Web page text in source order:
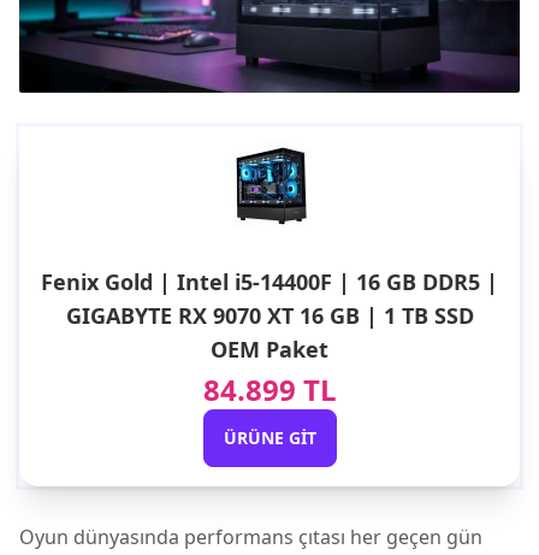
Fenix Gold | Intel i5-14400F | 16 GB DDR5 |
GIGABYTE RX 9070 XT 16 GB | 1 TB SSD
OEM Paket
84.899 TL
ÜRÜNE GIT
Oyun dünyasında performans çıtası her geçen gün